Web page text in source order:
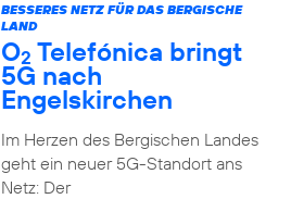
BESSERES NETZ FÜR DAS BERGISCHE
LAND
O2 Telefónica bringt
5G nach
Engelskirchen
Im Herzen des Bergischen Landes
geht ein neuer 5G-Standort ans
Netz: Der